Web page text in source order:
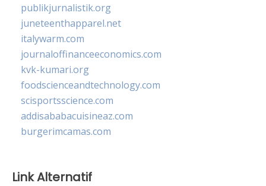
publikjurnalistik.org
juneteenthapparel.net
italywarm.com
journaloffinanceeconomics.com
kvk-kumari.org
foodscienceandtechnology.com
scisportsscience.com
addisababacuisineaz.com
burgerimcamas.com
Link Alternatif